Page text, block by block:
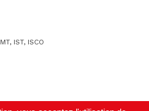
IST, ISCO